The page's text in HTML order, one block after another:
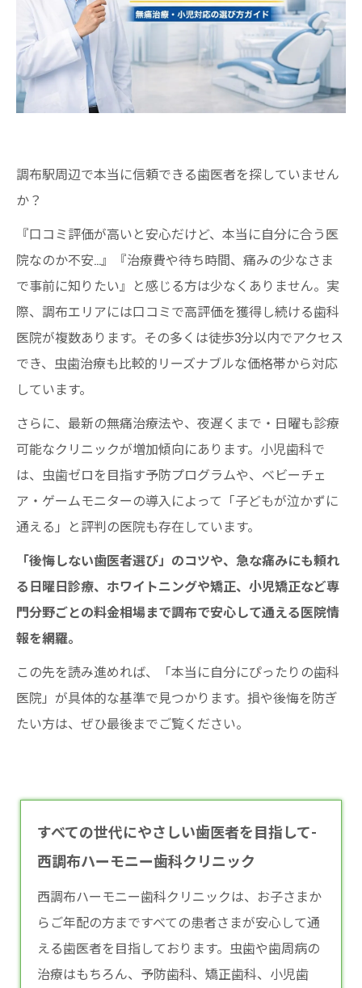
調布駅周辺で本当に信頼できる歯医者を探していません
か？
『口コミ評価が高いと安心だけど、本当に自分に合う医
院なのか不安…』『治療費や待ち時間、痛みの少なさま
で事前に知りたい』と感じる方は少なくありません。実
際、調布エリアには口コミで高評価を獲得し続ける歯科
医院が複数あります。その多くは徒歩3分以内でアクセス
でき、虫歯治療も比較的リーズナブルな価格帯から対応
しています。
さらに、最新の無痛治療法や、夜遅くまで・日曜も診療
可能なクリニックが増加傾向にあります。小児歯科で
は、虫歯ゼロを目指す予防プログラムや、ベビーチェ
ア・ゲームモニターの導入によって「子どもが泣かずに
通える」と評判の医院も存在しています。
「後悔しない歯医者選び」のコツや、急な痛みにも頼れ
る日曜日診療、ホワイトニングや矯正、小児矯正など専
門分野ごとの料金相場まで調布で安心して通える医院情
報を網羅。
この先を読み進めれば、「本当に自分にぴったりの歯科
医院」が具体的な基準で見つかります。損や後悔を防ぎ
たい方は、ぜひ最後までご覧ください。
すべての世代にやさしい歯医者を目指して-
西調布ハーモニー歯科クリニック
西調布ハーモニー歯科クリニックは、お子さまか
らご年配の方まですべての患者さまが安心して通
える歯医者を目指しております。虫歯や歯周病の
治療はもちろん、予防歯科、矯正歯科、小児歯